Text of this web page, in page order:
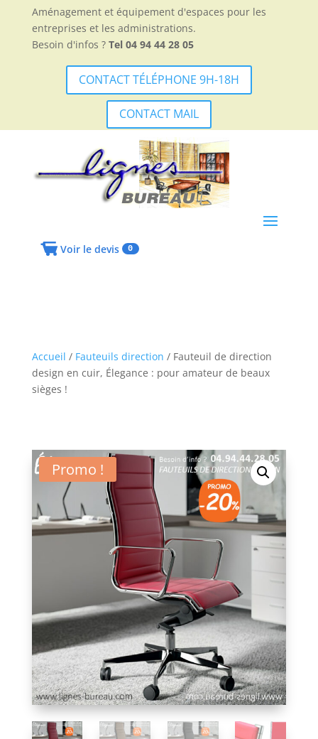
Aménagement et équipement d'espaces pour les
entreprises et les administrations.
Besoin d'infos ? Tel 04 94 44 28 05
CONTACT TÉLÉPHONE 9H-18H
CONTACT MAIL
Voir le devis 0
Accueil / Fauteuils direction / Fauteuil de direction
design en cuir, Élegance : pour amateur de beaux
sièges !
Promo !